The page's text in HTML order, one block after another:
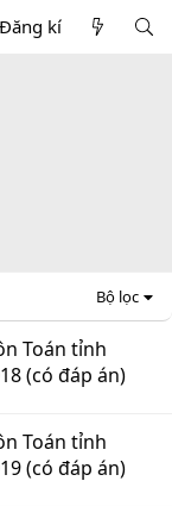
Đăng kí
Bộ lọc
Toán tỉnh
(có đáp án)
Toán tỉnh
(có đáp án)